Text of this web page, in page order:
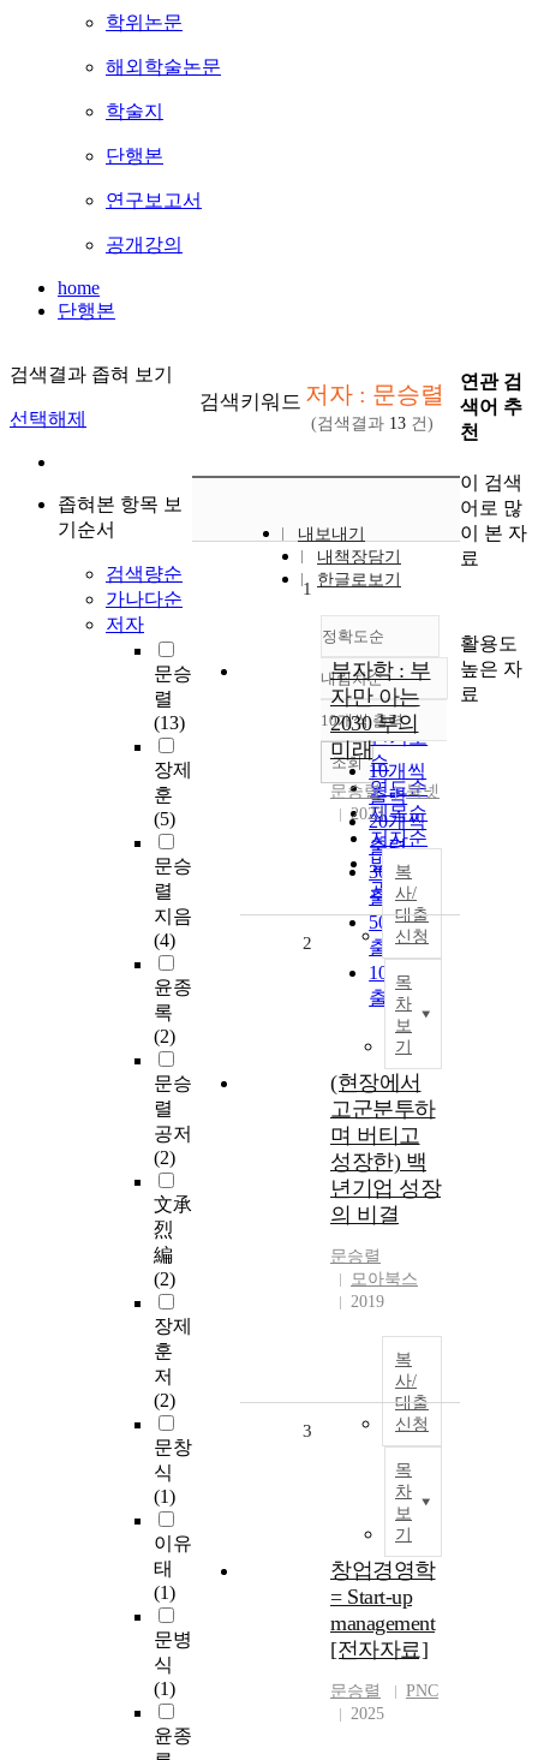
학위논문
해외학술논문
학술지
단행본
연구보고서
공개강의
home
단행본
검색결과 좁혀 보기
선택해제
좁혀본 항목 보
기순서
검색량순
가나다순
저자
문승
렬
(13)
장제
훈
(5)
문승
렬
지음
(4)
윤종
록
(2)
문승
렬
공저
(2)
文承
烈
編
(2)
장제
훈
저
(2)
문창
식
(1)
이유
태
(1)
문병
식
(1)
윤종
검색키워드 저자 : 문승렬
(검색결과 13 건)
내보내기
내책장담기
한글로보기
정확도순
정확도
순
인기도
순
연도순
제목순
저자순
발행기
관순
내림차순
내림차순
10개씩 출력
10개씩
출력
20개씩
출력
30개씩
출력
50개씩
출력
100개씩
출력
조회
1
부자학 : 부
자만 아는
2030 부의
미래
문승렬
북넷
2023
복
사/
대출
신청
목
차
보
기
2
(현장에서
고군분투하
며 버티고
성장한) 백
년기업 성장
의 비결
문승렬
모아북스
2019
복
사/
대출
신청
목
차
보
기
3
창업경영학
= Start-up
management
[전자자료]
문승렬
PNC
2025
연관 검
색어 추
천
이 검색
어로 많
이 본 자
료
활용도
높은 자
료